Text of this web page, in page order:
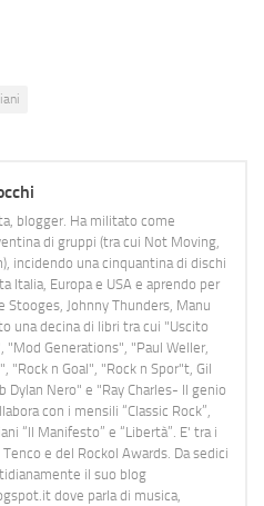
blogger. Ha militato come
di gruppi (tra cui Not Moving,
incidendo una cinquantina di dischi
Italia, Europa e USA e aprendo per
Stooges, Johnny Thunders, Manu
una decina di libri tra cui "Uscito
"Mod Generations", "Paul Weller,
"Rock n Goal", "Rock n Spor"t, Gil
Dylan Nero" e "Ray Charles- Il genio
con i mensili “Classic Rock”,
“Il Manifesto” e “Libertà”. E' tra i
e del Rockol Awards. Da sedici
il suo blog
dove parla di musica,